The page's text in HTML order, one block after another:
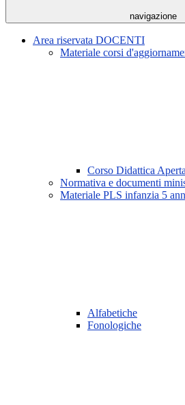
navigazione
Area riservata DOCENTI
Materiale corsi
Corso Didattica
Normativa e documenti
Materiale PLS infanzia 5
Alfabetiche
Fonologiche